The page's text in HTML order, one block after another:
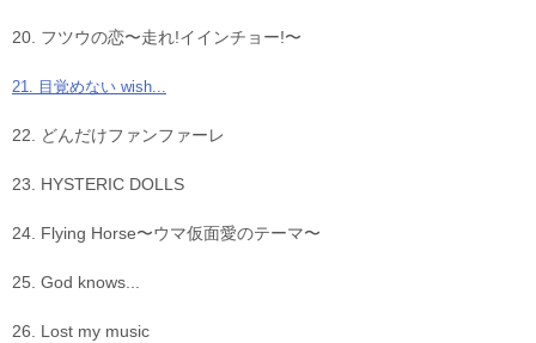
20. フツウの恋〜走れ!イインチョー!〜
21. 目覚めない wish...
22. どんだけファンファーレ
23. HYSTERIC DOLLS
24. Flying Horse〜ウマ仮面愛のテーマ〜
25. God knows...
26. Lost my music